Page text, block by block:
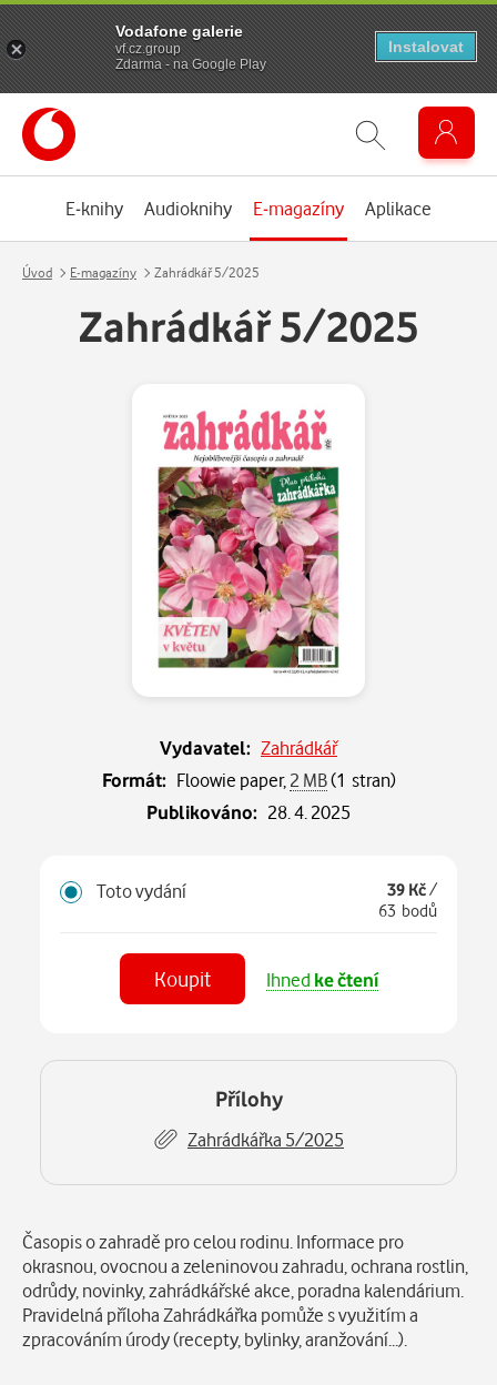
E-knihy Audioknihy E-magazíny Aplikace
Úvod E-magazíny Zahrádkář 5/2025
Zahrádkář 5/2025
Vydavatel: Zahrádkář
Formát: Floowie paper, 2 MB(1 stran)
Publikováno: 28. 4. 2025
Toto vydání 39 Kč/
63 bodů
Koupit Ihned ke čtení
Čístv aplikaci
Přílohy
Zahrádkářka 5/2025
Popis
Časopis o zahradě pro celou rodinu. Informace pro
okrasnou, ovocnou a zeleninovou zahradu, ochrana rostlin,
odrůdy, novinky, zahrádkářské akce, poradna kalendárium.
Pravidelná příloha Zahrádkářka pomůže s využitím a
zpracováním úrody (recepty, bylinky, aranžování...).
Vodafone galerie
vf.cz.group
Zdarma - na Google Play
Instalovat